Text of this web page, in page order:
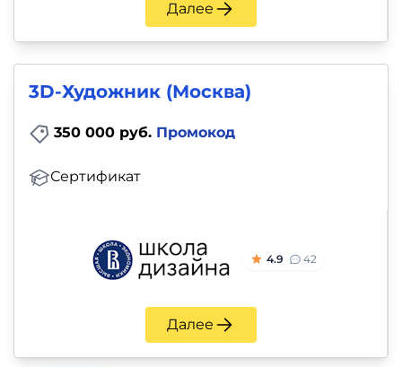
Далее
3D-Художник (Москва)
350 000 руб. Промокод
Сертификат
4.9 42
Далее